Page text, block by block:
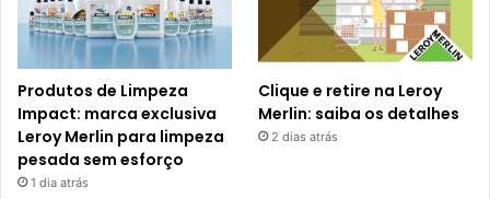
Produtos de Limpeza
Impact: marca exclusiva
Leroy Merlin para limpeza
pesada sem esforço
1 dia atrás
Clique e retire na Leroy
Merlin: saiba os detalhes
2 dias atrás